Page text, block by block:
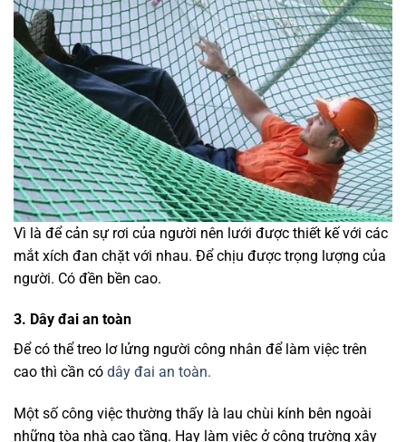
Vì là để cản sự rơi của người nên lưới được thiết kế với các
mắt xích đan chặt với nhau. Để chịu được trọng lượng của
người. Có đền bền cao.
3. Dây đai an toàn
Để có thể treo lơ lửng người công nhân để làm việc trên
cao thì cần có dây đai an toàn.
Một số công việc thường thấy là lau chùi kính bên ngoài
những tòa nhà cao tầng. Hay làm việc ở công trường xây